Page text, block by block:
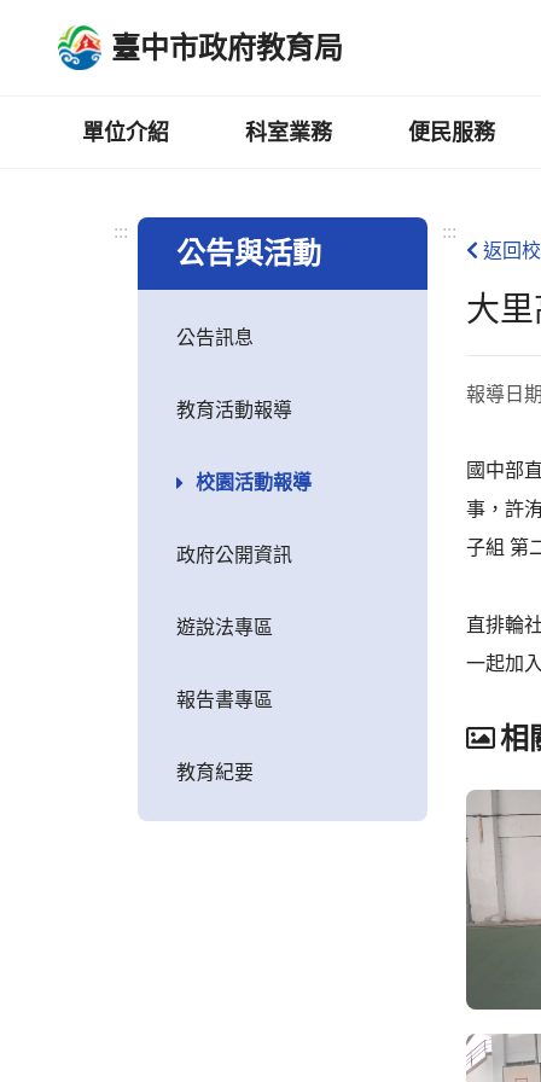
臺中市政府教育局
單位介紹 科室業務 便民服務
:::
公告與活動
公告訊息
教育活動報導
校園活動報導
政府公開資訊
遊說法專區
報告書專區
教育紀要
:::
返回
大
報導日
國中部
事，許
子組 第
直排輪
一起加
相